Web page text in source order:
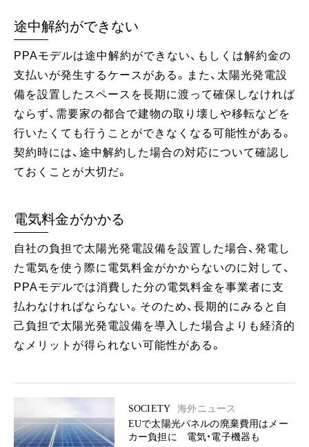
途中解約ができない
PPAモデルは途中解約ができない、もしくは解約金の
支払いが発生するケースがある。また、太陽光発電設
備を設置したスペースを長期に渡って確保しなければ
ならず、需要家の都合で建物の取り壊しや移転などを
行いたくても行うことができなくなる可能性がある。
契約時には、途中解約した場合の対応について確認し
ておくことが大切だ。
電気料金がかかる
自社の負担で太陽光発電設備を設置した場合、発電し
た電気を使う際に電気料金がかからないのに対して、
PPAモデルでは消費した分の電気料金を事業者に支
払わなければならない。そのため、長期的にみると自
己負担で太陽光発電設備を導入した場合よりも経済的
なメリットが得られない可能性がある。
SOCIETY
海外ニュース
EUで太陽光パネルの廃棄費用はメー
カー負担に 電気・電子機器も